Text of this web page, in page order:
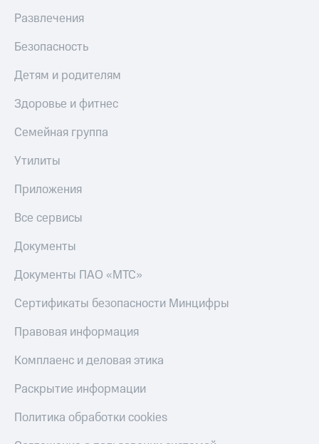
Развлечения
Безопасность
Детям и родителям
Здоровье и фитнес
Семейная группа
Утилиты
Приложения
Все сервисы
Документы
Документы ПАО «МТС»
Сертификаты безопасности Минцифры
Правовая информация
Комплаенс и деловая этика
Раскрытие информации
Политика обработки cookies